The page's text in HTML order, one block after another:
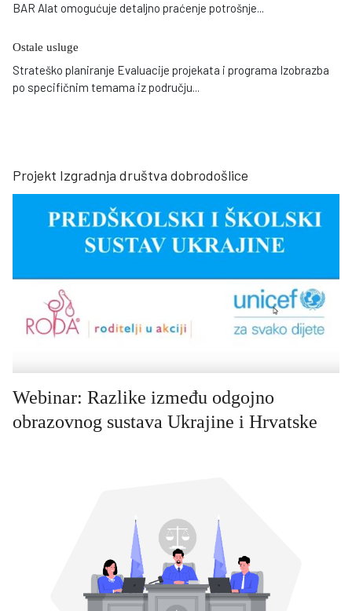
BAR Alat omogućuje detaljno praćenje potrošnje...
Ostale usluge
Strateško planiranje Evaluacije projekata i programa Izobrazba
po specifičnim temama iz području...
Projekt Izgradnja društva dobrodošlice
Webinar: Razlike između odgojno
obrazovnog sustava Ukrajine i Hrvatske